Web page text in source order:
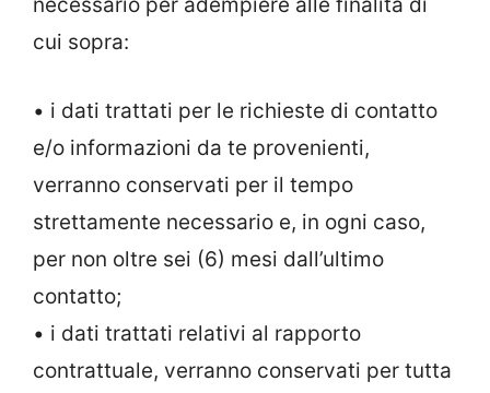
cui sopra:
• i dati trattati per le richieste di contatto
e/o informazioni da te provenienti,
verranno conservati per il tempo
strettamente necessario e, in ogni caso,
per non oltre sei (6) mesi dall’ultimo
contatto;
• i dati trattati relativi al rapporto
contrattuale, verranno conservati per tutta